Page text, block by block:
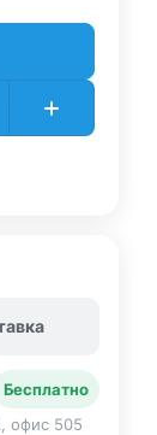
Бесплатно
офис 505